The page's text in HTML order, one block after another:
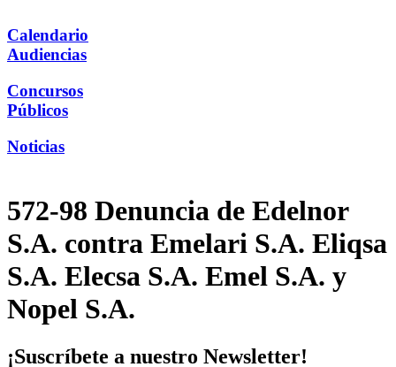
Calendario
Audiencias
Concursos
Públicos
Noticias
572-98 Denuncia de Edelnor
S.A. contra Emelari S.A. Eliqsa
S.A. Elecsa S.A. Emel S.A. y
Nopel S.A.
¡Suscríbete a nuestro Newsletter!